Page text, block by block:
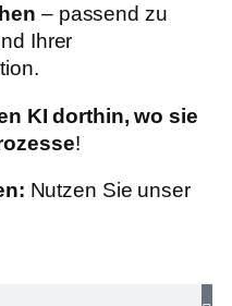
– passend zu
Ihrer
KI dorthin, wo sie
!
Nutzen Sie unser